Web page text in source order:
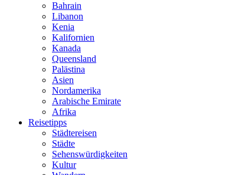
Bahrain
Libanon
Kenia
Kalifornien
Kanada
Queensland
Palästina
Asien
Nordamerika
Arabische Emirate
Afrika
Reisetipps
Städtereisen
Städte
Sehenswürdigkeiten
Kultur